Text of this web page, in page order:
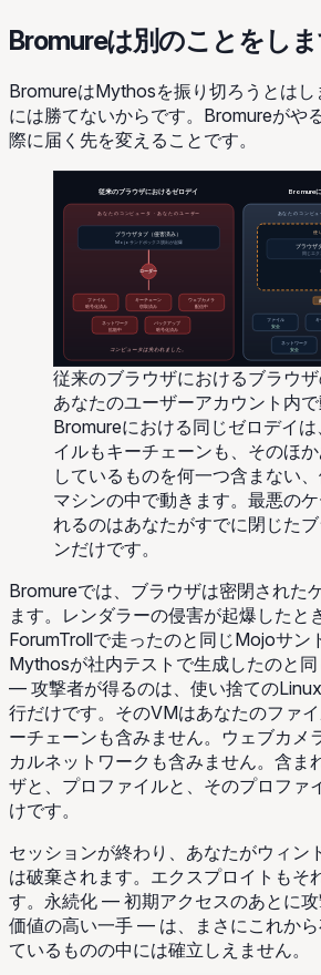
Bromureは別のことをしま
BromureはMythosを振り切ろうとはし
には勝てないからです。Bromureがや
際に届く先を変えることです。
従来のブラウザにおけるゼロデイ
あなたのコンピュータ · あなたのユーザー
ブラウザタブ（侵害済み）
Mojoサンドボックス脱出が起爆
ローダー
ファイル
暗号化済み
キーチェーン
窃取済み
ウェブカメラ
配信中
ネットワーク
拡散中
バックアップ
暗号化済み
コンピュータは失われました。
Bromure
あなたのコンピ
使
ブラウザ
同じエ
ファイル
安全
キ
ネットワーク
安全
従来のブラウザにおけるブラウザ
あなたのユーザーアカウント内で
Bromureにおける同じゼロデイ
イルもキーチェーンも、そのほ
しているものを何一つ含まない
マシンの中で動きます。最悪の
れるのはあなたがすでに閉じた
ンだけです。
Bromureでは、ブラウザは密閉された
ます。レンダラーの侵害が起爆した
ForumTrollで走ったのと同じMojoサン
Mythosが社内テストで生成したのと
― 攻撃者が得るのは、使い捨ての
行だけです。そのVMはあなたのファ
ーチェーンも含みません。ウェブカメ
カルネットワークも含みません。含ま
ザと、プロファイルと、そのプロファ
けです。
セッションが終わり、あなたがウィン
は破棄されます。エクスプロイトもそ
す。永続化 ― 初期アクセスのあとに
価値の高い一手 ― は、まさにこれか
ているものの中には確立しえません。